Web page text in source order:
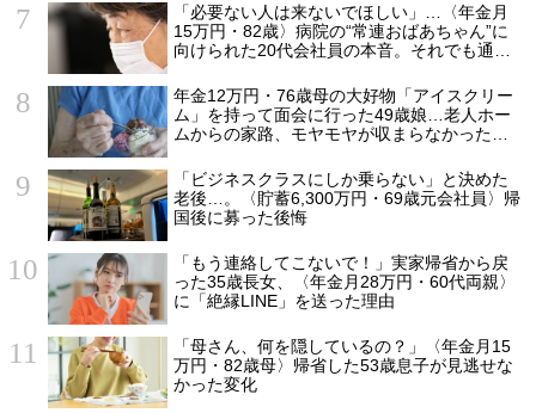
「必要ない人は来ないでほしい」…〈年金月
15万円・82歳〉病院の“常連おばあちゃん”に
向けられた20代会社員の本音。それでも通い
年金12万円・76歳母の大好物「アイスクリー
ム」を持って面会に行った49歳娘…老人ホー
ムからの家路、モヤモヤが収まらなかったワ
「ビジネスクラスにしか乗らない」と決めた
老後…。〈貯蓄6,300万円・69歳元会社員〉帰
国後に募った後悔
「もう連絡してこないで！」実家帰省から戻
った35歳長女、〈年金月28万円・60代両親〉
に「絶縁LINE」を送った理由
「母さん、何を隠しているの？」〈年金月15
万円・82歳母〉帰省した53歳息子が見逃せな
かった変化